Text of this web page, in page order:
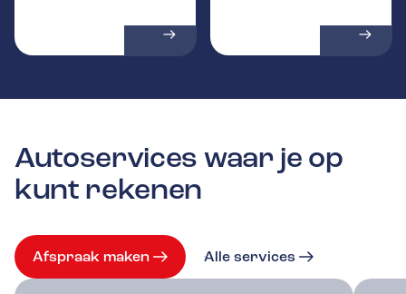
Autoservices waar je op
kunt rekenen
Afspraak maken Alle services